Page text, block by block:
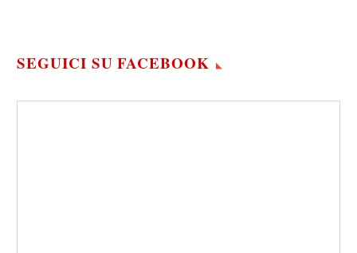
SEGUICI SU FACEBOOK